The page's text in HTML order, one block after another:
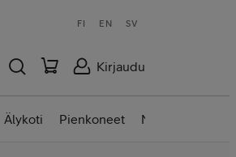
FI EN SV
Kirjaudu
Älykoti Pienkoneet Nettilaitteet